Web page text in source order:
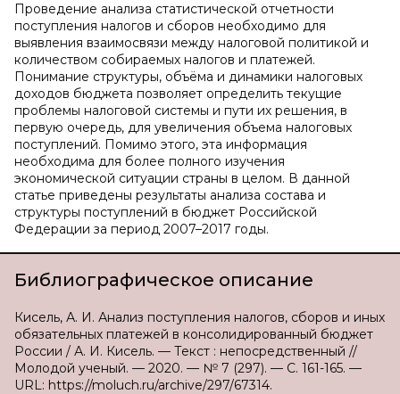
Проведение анализа статистической отчетности
поступления налогов и сборов необходимо для
выявления взаимосвязи между налоговой политикой и
количеством собираемых налогов и платежей.
Понимание структуры, объёма и динамики налоговых
доходов бюджета позволяет определить текущие
проблемы налоговой системы и пути их решения, в
первую очередь, для увеличения объема налоговых
поступлений. Помимо этого, эта информация
необходима для более полного изучения
экономической ситуации страны в целом. В данной
статье приведены результаты анализа состава и
структуры поступлений в бюджет Российской
Федерации за период 2007–2017 годы.
Библиографическое описание
Кисель, А. И. Анализ поступления налогов, сборов и иных
обязательных платежей в консолидированный бюджет
России / А. И. Кисель. — Текст : непосредственный //
Молодой ученый. — 2020. — № 7 (297). — С. 161-165. —
URL: https://moluch.ru/archive/297/67314.